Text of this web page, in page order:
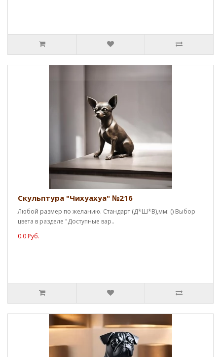
Скульптура "Чихуахуа" №216
Любой размер по желанию. Стандарт (Д*Ш*В),мм: () Выбор
цвета в разделе "Доступные вар..
0.0 Руб.